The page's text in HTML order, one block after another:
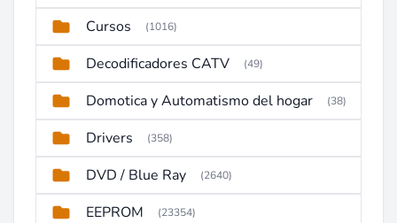
Cursos (1016)
Decodificadores CATV (49)
Domotica y Automatismo del hogar (38)
Drivers (358)
DVD / Blue Ray (2640)
EEPROM (23354)